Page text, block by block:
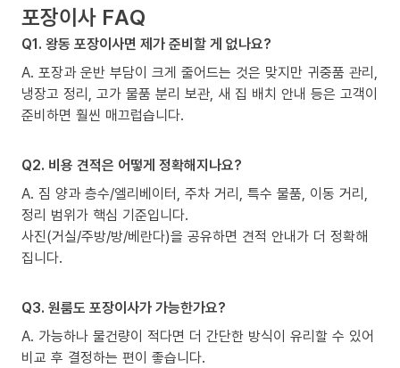
포장이사 FAQ
Q1. 왕동 포장이사면 제가 준비할 게 없나요?
A. 포장과 운반 부담이 크게 줄어드는 것은 맞지만 귀중품 관리,
냉장고 정리, 고가 물품 분리 보관, 새 집 배치 안내 등은 고객이
준비하면 훨씬 매끄럽습니다.
Q2. 비용 견적은 어떻게 정확해지나요?
A. 짐 양과 층수/엘리베이터, 주차 거리, 특수 물품, 이동 거리,
정리 범위가 핵심 기준입니다.
사진(거실/주방/방/베란다)을 공유하면 견적 안내가 더 정확해
집니다.
Q3. 원룸도 포장이사가 가능한가요?
A. 가능하나 물건량이 적다면 더 간단한 방식이 유리할 수 있어
비교 후 결정하는 편이 좋습니다.